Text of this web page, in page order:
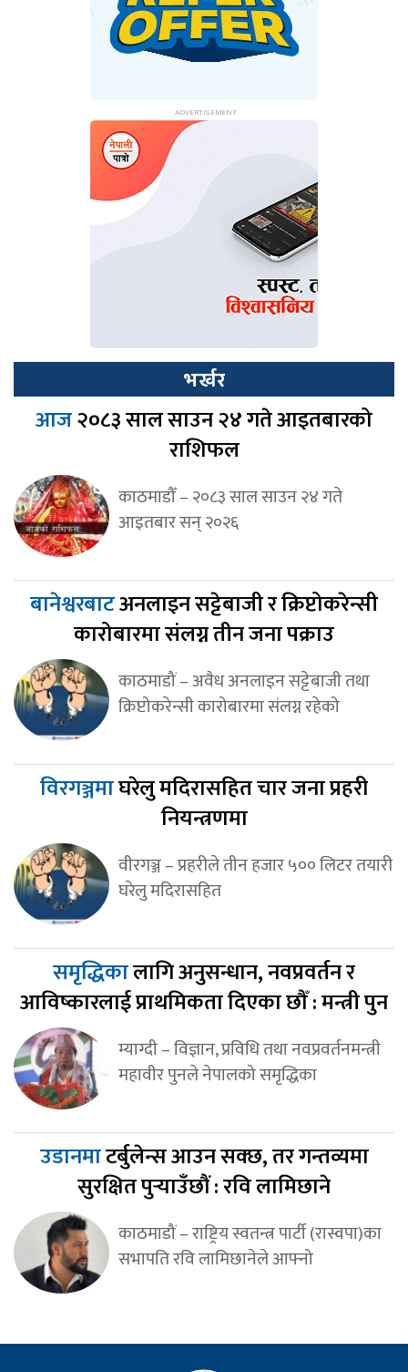
भर्खर
आज२०८३ साल साउन २४ गते आइतबारको
राशिफल
काठमाडौँ – २०८३ साल साउन २४ गते
आइतबार सन् २०२६
बानेश्वरबाटअनलाइन सट्टेबाजी र क्रिप्टोकरेन्सी
कारोबारमा संलग्न तीन जना पक्राउ
काठमाडौं – अवैध अनलाइन सट्टेबाजी तथा
क्रिप्टोकरेन्सी कारोबारमा संलग्न रहेको
विरगञ्जमाघरेलु मदिरासहित चार जना प्रहरी
नियन्त्रणमा
वीरगञ्ज – प्रहरीले तीन हजार ५०० लिटर तयारी
घरेलु मदिरासहित
समृद्धिकालागि अनुसन्धान, नवप्रवर्तन र
आविष्कारलाई प्राथमिकता दिएका छौँ : मन्त्री पुन
म्याग्दी – विज्ञान, प्रविधि तथा नवप्रवर्तनमन्त्री
महावीर पुनले नेपालको समृद्धिका
उडानमाटर्बुलेन्स आउन सक्छ, तर गन्तव्यमा
सुरक्षित पुर्‍याउँछौं : रवि लामिछाने
काठमाडौं – राष्ट्रिय स्वतन्त्र पार्टी (रास्वपा)का
सभापति रवि लामिछानेले आफ्नो